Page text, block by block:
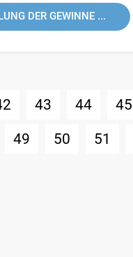
DER GEWINNE ...
43 44 45
49 50 51